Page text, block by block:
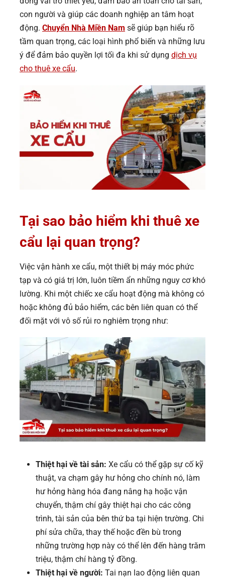
con người và giúp các doanh nghiệp an tâm hoạt
động. Chuyển Nhà Miền Nam sẽ giúp bạn hiểu rõ
tầm quan trọng, các loại hình phổ biến và những lưu
ý để đảm bảo quyền lợi tối đa khi sử dụng dịch vụ
cho thuê xe cẩu.
Tại sao bảo hiểm khi thuê xe
cẩu lại quan trọng?
Việc vận hành xe cẩu, một thiết bị máy móc phức
tạp và có giá trị lớn, luôn tiềm ẩn những nguy cơ khó
lường. Khi một chiếc xe cẩu hoạt động mà không có
hoặc không đủ bảo hiểm, các bên liên quan có thể
đối mặt với vô số rủi ro nghiêm trọng như:
Thiệt hại về tài sản: Xe cẩu có thể gặp sự cố kỹ
thuật, va chạm gây hư hỏng cho chính nó, làm
hư hỏng hàng hóa đang nâng hạ hoặc vận
chuyển, thậm chí gây thiệt hại cho các công
trình, tài sản của bên thứ ba tại hiện trường. Chi
phí sửa chữa, thay thế hoặc đền bù trong
những trường hợp này có thể lên đến hàng trăm
triệu, thậm chí hàng tỷ đồng.
Thiệt hại về người: Tai nạn lao động liên quan